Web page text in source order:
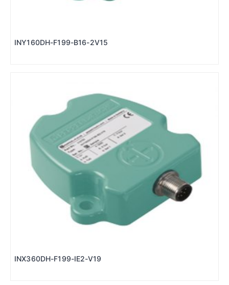
INY160DH-F199-B16-2V15
INX360DH-F199-IE2-V19